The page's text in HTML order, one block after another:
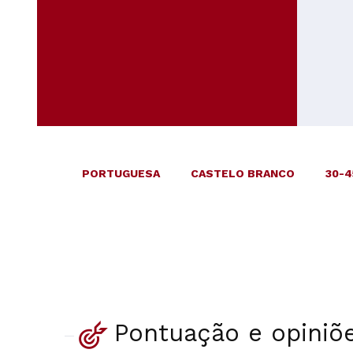
PORTUGUESA CASTELO BRANCO 30-
Pontuação e